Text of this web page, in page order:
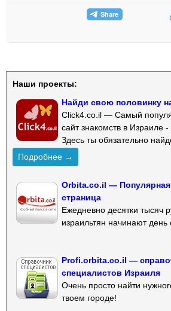
Наши проекты:
Найди свою половинку
Click4.co.il — Самый
сайт знакомств в Израиле
Здесь ты обязательно
Подробнее →
Orbita.co.il —
страница
Ежедневно десятки тысяч
израильтян начинают день
Profi.orbita.co.il —
специалистов Израиля
Очень просто найти
твоем городе!